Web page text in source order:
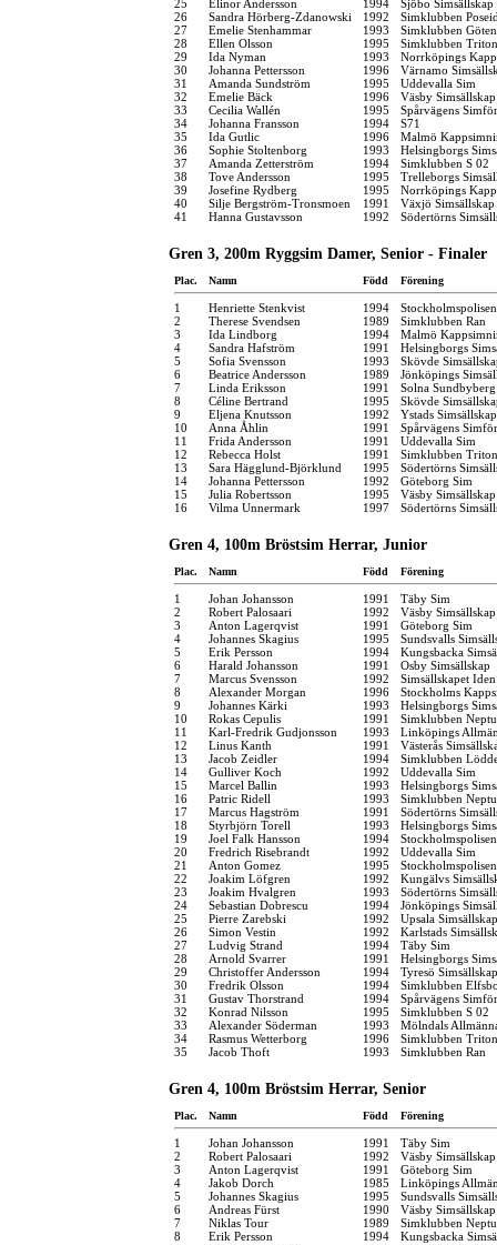
25 Elinor Andersson 1994
Sjöbo Simsällskap
26
Sandra Hörberg-Zdanowski 1992
Simklubben
27
Emelie Stenhammar 1993
Simklubben
28
Ellen Olsson 1995
Simklubben Triton
29
Ida Nyman 1993
Norrköpings
30
Johanna Pettersson 1996
Värnamo
31
Amanda Sundström 1995
Uddevalla Sim
32
Emelie Bäck 1996
Väsby Simsällskap
33
Cecilia Wallén 1995
Spårvägens
34
Johanna Fransson 1994
S71
35
Ida Gutlic 1996
Malmö
36
Sophie Stoltenborg 1993
Helsingborgs
37
Amanda Zetterström 1994
Simklubben S 02
38
Tove Andersson 1995
Trelleborgs
39
Josefine Rydberg 1995
Norrköpings
40
Silje Bergström-Tronsmoen 1991
Växjö Simsällskap
41
Hanna Gustavsson 1992 Södertörns
Gren 3, 200m Ryggsim Damer, Senior - Finaler
Plac. Namn Född Förening
1 Henriette Stenkvist 1994
2
Therese Svendsen 1989
Simklubben Ran
3
Ida Lindborg 1994
Malmö
4
Sandra Hafström 1991
Helsingborgs
5
Sofia Svensson 1993
Skövde
6
Beatrice Andersson 1989
Jönköpings
7
Linda Eriksson 1991
Solna
8
Céline Bertrand 1995
Skövde
9
Eljena Knutsson 1992
Ystads Simsällskap
10
Anna Åhlin 1991
Spårvägens
11
Frida Andersson 1991
Uddevalla Sim
12
Rebecca Holst 1991
Simklubben Triton
13
Sara Hägglund-Björklund 1995
Södertörns
14
Johanna Pettersson 1992
Göteborg Sim
15
Julia Robertsson 1995
Väsby Simsällskap
16
Vilma Unnermark 1997 Södertörns
Gren 4, 100m Bröstsim Herrar, Junior
Plac. Namn Född Förening
1 Johan Johansson 1991
Täby Sim
2
Robert Palosaari 1992
Väsby Simsällskap
3
Anton Lagerqvist 1991
Göteborg Sim
4
Johannes Skagius 1995
Sundsvalls
5
Erik Persson 1994
Kungsbacka
6
Harald Johansson 1991
Osby Simsällskap
7
Marcus Svensson 1992
Simsällskapet Iden
8
Alexander Morgan 1996
Stockholms
9
Johannes Kärki 1993
Helsingborgs
10
Rokas Cepulis 1991
Simklubben
11
Karl-Fredrik Gudjonsson 1993
Linköpings
12
Linus Kanth 1991
Västerås
13
Jacob Zeidler 1994
Simklubben
14
Gulliver Koch 1992
Uddevalla Sim
15
Marcel Ballin 1993
Helsingborgs
16
Patric Ridell 1993
Simklubben
17
Marcus Hagström 1991
Södertörns
18
Styrbjörn Torell 1993
Helsingborgs
19
Joel Falk Hansson 1994
20
Fredrich Risebrandt 1992
Uddevalla Sim
21
Anton Gomez 1995
22
Joakim Löfgren 1992
Kungälvs
23
Joakim Hvalgren 1993
Södertörns
24
Sebastian Dobrescu 1994
Jönköpings
25
Pierre Zarebski 1992
Upsala Simsällskap
26
Simon Vestin 1992
Karlstads
27
Ludvig Strand 1994
Täby Sim
28
Arnold Svarrer 1991
Helsingborgs
29
Christoffer Andersson 1994
Tyresö Simsällskap
30
Fredrik Olsson 1994
Simklubben
31
Gustav Thorstrand 1994
Spårvägens
32
Konrad Nilsson 1995
Simklubben S 02
33
Alexander Söderman 1993
Mölndals
34
Rasmus Wetterborg 1996
Simklubben Triton
35
Jacob Thoft 1993 Simklubben Ran
Gren 4, 100m Bröstsim Herrar, Senior
Plac. Namn Född Förening
1 Johan Johansson 1991
Täby Sim
2
Robert Palosaari 1992
Väsby Simsällskap
3
Anton Lagerqvist 1991
Göteborg Sim
4
Jakob Dorch 1985
Linköpings
5
Johannes Skagius 1995
Sundsvalls
6
Andreas Fürst 1990
Väsby Simsällskap
7
Niklas Tour 1989
Simklubben
8
Erik Persson 1994
Kungsbacka